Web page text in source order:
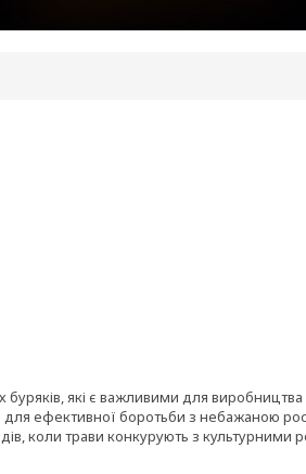
які є важливими для виробництва
для ефективної боротьби з небажаною
коли трави конкурують з культурними